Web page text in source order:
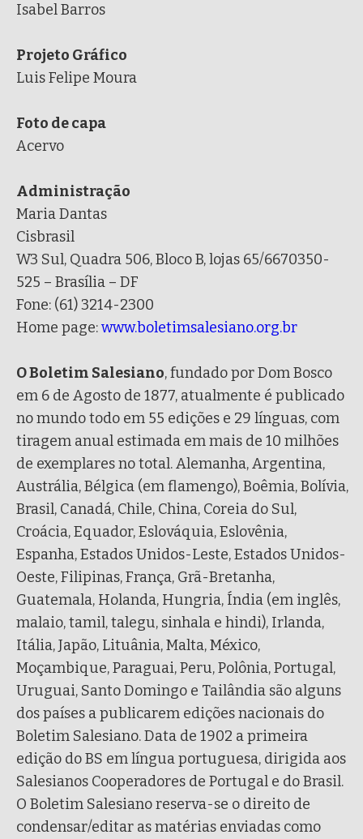
Isabel Barros
Projeto Gráfico
Luis Felipe Moura
Foto de capa
Acervo
Administração
Maria Dantas
Cisbrasil
W3 Sul, Quadra 506, Bloco B, lojas 65/6670350-
525 – Brasília – DF
Fone: (61) 3214-2300
Home page:www.boletimsalesiano.org.br
O Boletim Salesiano, fundado por Dom Bosco
em 6 de Agosto de 1877, atualmente é publicado
no mundo todo em 55 edições e 29 línguas, com
tiragem anual estimada em mais de 10 milhões
de exemplares no total. Alemanha, Argentina,
Austrália, Bélgica (em flamengo), Boêmia, Bolívia,
Brasil, Canadá, Chile, China, Coreia do Sul,
Croácia, Equador, Eslováquia, Eslovênia,
Espanha, Estados Unidos-Leste, Estados Unidos-
Oeste, Filipinas, França, Grã-Bretanha,
Guatemala, Holanda, Hungria, Índia (em inglês,
malaio, tamil, talegu, sinhala e hindi), Irlanda,
Itália, Japão, Lituânia, Malta, México,
Moçambique, Paraguai, Peru, Polônia, Portugal,
Uruguai, Santo Domingo e Tailândia são alguns
dos países a publicarem edições nacionais do
Boletim Salesiano. Data de 1902 a primeira
edição do BS em língua portuguesa, dirigida aos
Salesianos Cooperadores de Portugal e do Brasil.
O Boletim Salesiano reserva-se o direito de
condensar/editar as matérias enviadas como